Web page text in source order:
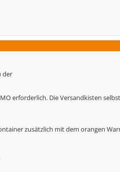
der
erforderlich. Die Versandkisten
zusätzlich mit dem orangen